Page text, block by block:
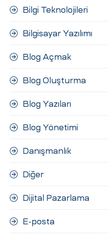
Bilgi Teknolojileri
Bilgisayar Yazılımı
Blog Açmak
Blog Oluşturma
Blog Yazıları
Blog Yönetimi
Danışmanlık
Diğer
Dijital Pazarlama
E-posta